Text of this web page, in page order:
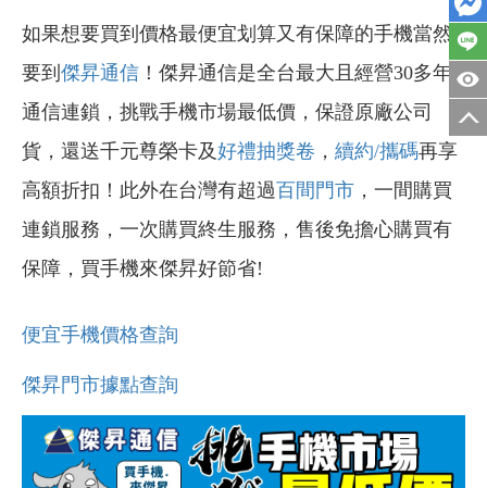
如果想要買到價格最便宜划算又有保障的手機當然
要到 傑昇通信 ！傑昇通信是全台最大且經營30多年
通信連鎖，挑戰手機市場最低價，保證原廠公司
貨，還送千元尊榮卡及好禮抽獎卷 ， 續約/攜碼再享
高額折扣！此外在台灣有超過百間門市 ，一間購買
連鎖服務，一次購買終生服務，售後免擔心購買有
保障，買手機來傑昇好節省!
便宜手機價格查詢
傑昇門市據點查詢